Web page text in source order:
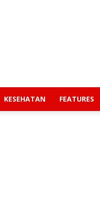
KESEHATAN FEATURES